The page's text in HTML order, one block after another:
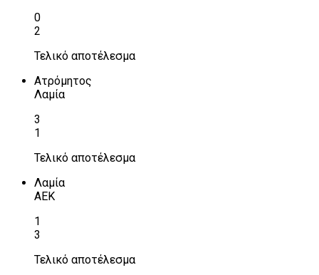
0
2
Τελικό αποτέλεσμα
Ατρόμητος
Λαμία
3
1
Τελικό αποτέλεσμα
Λαμία
ΑΕΚ
1
3
Τελικό αποτέλεσμα